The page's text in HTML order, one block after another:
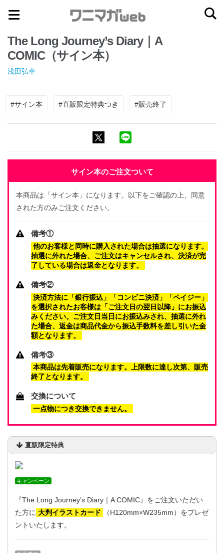
ナ
ー
シ
ス
ッ
コ
ン
ツ
ッ
The Long Journey’s Diary｜A
COMIC（サイン本）
浅田弘幸
#サイン本 #直販限定特典つき #販売終了
サイン本のご注文ついて
本商品は「サイン本」になります。以下をご確認の上、同意
された方のみご注文ください。
備考①
他のお客様と同時に購入された場合は抽選になります。
抽選に外れた場合、ご注文はキャンセルされ、決済が完
了している場合は返金となります。
備考②
決済方法に「銀行振込」「コンビニ決済」「ペイジー」
を選択されたお客様は「ご注文日の翌日以降」にお振込
みください。ご注文日当日にお振込みされ、抽選に外れ
た場合、返金は商品代金から振込手数料を差し引いた金
額となります。
備考③
本商品は先着販売になります。上限数に達し次第、販売
終了となります。
交換について
一点物につき交換できません。
直販限定特典
キャンペーン
『The Long Journey’s Diary｜A COMIC』をご注文いただい
た方に 大判イラストカード
（H120mm×W235mm）をプレゼ
ントいたします。